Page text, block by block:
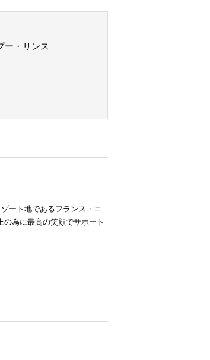
ー・リンス
ート地であるフランス・ニ
為に最高の笑顔でサポート